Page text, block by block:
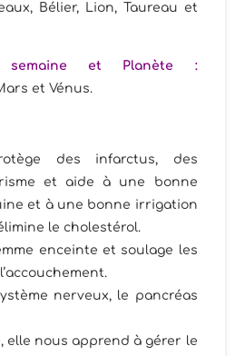
Bélier, Lion, Taureau et
et Planète :
et Vénus.
des infarctus, des
et aide à une bonne
et à une bonne irrigation
le cholestérol.
enceinte et soulage les
nerveux, le pancréas
elle nous apprend à gérer le